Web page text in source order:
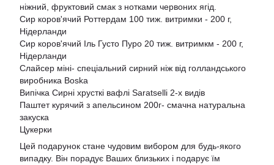
ніжний, фруктовий смак з нотками червоних ягід.
Сир коров'ячий Роттердам 100 тиж. витримки - 200 г,
Нідерланди
Сир коров'ячий Іль Густо Пуро 20 тиж. витримкм - 200 г,
Нідерланди
Слайсер міні- спеціальний сирний ніж від голландського
виробника Boska
Випічка Сирні хрусткі вафлі Saratselli 2-х видів
Паштет курячий з апельсином 200г- смачна натуральна
закуска
Цукерки
Цей подарунок стане чудовим вибором для будь-якого
випадку. Він порадує Ваших близьких і подарує їм